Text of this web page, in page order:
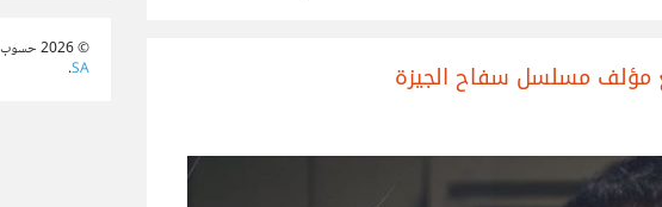
مؤلف مسلسل سفاح الجيزة
© 2026 حسوب I/O. مساهمات المستخدمين مرخّصة تحت
SA
.